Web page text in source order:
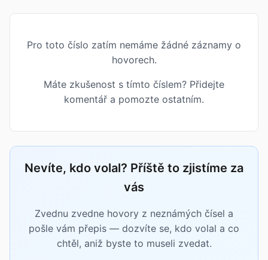
Pro toto číslo zatím nemáme žádné záznamy o
hovorech.
Máte zkušenost s tímto číslem? Přidejte
komentář a pomozte ostatním.
Nevíte, kdo volal? Příště to zjistíme za
vás
Zvednu zvedne hovory z neznámých čísel a
pošle vám přepis — dozvíte se, kdo volal a co
chtěl, aniž byste to museli zvedat.